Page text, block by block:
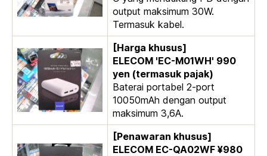
output maksimum 30W.
Termasuk kabel.
[Harga khusus]
ELECOM 'EC-M01WH' 990
yen (termasuk pajak)
Baterai portabel 2-port
10050mAh dengan output
maksimum 3,6A.
[Penawaran khusus]
ELECOM EC-QA02WF ¥980